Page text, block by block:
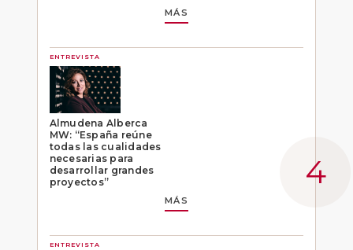
MÁS
ENTREVISTA
Almudena Alberca
MW: “España reúne
todas las cualidades
necesarias para
desarrollar grandes
proyectos”
MÁS
ENTREVISTA